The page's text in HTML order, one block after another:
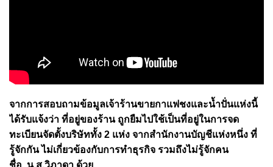
จากการสอบถามข้อมูลเจ้าร้านขายกาแฟชงและน้ำปั่นแห่งนี้
ได้รับแจ้งว่า ที่อยู่ของร้าน ถูกยืมไปใช้เป็นที่อยู่ในการจด
ทะเบียนจัดตั้งบริษัททั้ง 2 แห่ง จากสำนักงานบัญชีแห่งหนึ่ง ที่
รู้จักกัน ไม่เกี่ยวข้องกับการทำธุรกิจ รวมถึงไม่รู้จักคน
ชื่อ น.ส.วิภาดา ด้วย